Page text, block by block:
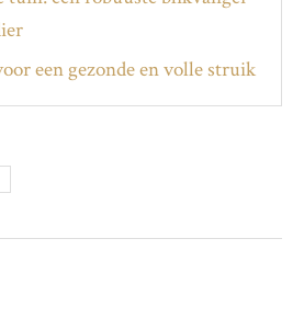
een gezonde en volle struik